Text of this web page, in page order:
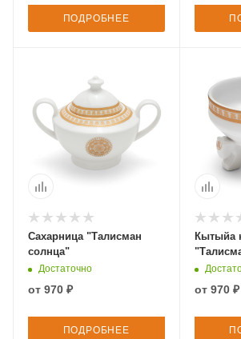
ПОДРОБНЕЕ
Сахарница "Талисман
солнца"
Достаточно
от 970 ₽
ПОДРОБНЕЕ
Кытыйа
от 970 ₽